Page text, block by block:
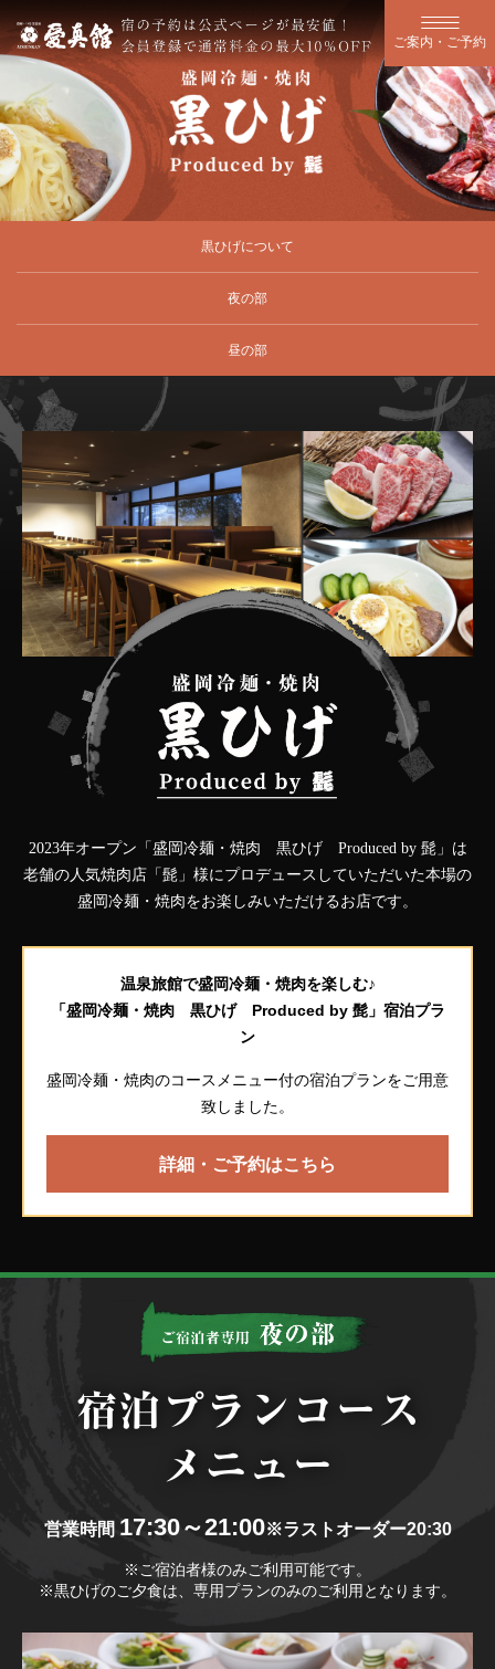
ご案内・ご予約
黒ひげについて
夜の部
昼の部
2023年オープン「盛岡冷麺・焼肉 黒ひげ Produced by 髭」は
老舗の人気焼肉店「髭」様にプロデュースしていただいた本場の
盛岡冷麺・焼肉をお楽しみいただけるお店です。
温泉旅館で盛岡冷麺・焼肉を楽しむ♪
「盛岡冷麺・焼肉 黒ひげ Produced by 髭」宿泊プラ
ン
盛岡冷麺・焼肉のコースメニュー付の宿泊プランをご用意
致しました。
詳細・ご予約はこちら
営業時間 17:30～21:00※ラストオーダー20:30
※ご宿泊者様のみご利用可能です。
※黒ひげのご夕食は、専用プランのみのご利用となります。